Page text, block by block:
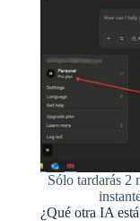
Sólo tardarás 2
¿Qué otra IA